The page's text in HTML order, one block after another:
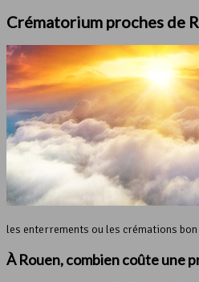
Crématorium proches de
les enterrements ou les crémations bon
À Rouen, combien coûte une